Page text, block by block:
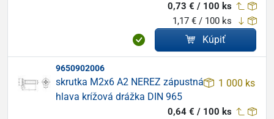
0,73 € / 100 ks
1,17 € / 100 ks
Kúpiť
9650902006
skrutka M2x6 A2 NEREZ zápustná
hlava krížová drážka DIN 965
1 000 ks
0,64 € / 100 ks